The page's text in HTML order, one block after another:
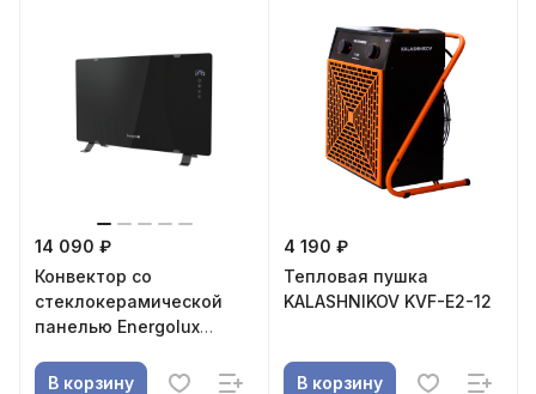
14 090 ₽
Конвектор со
стеклокерамической
панелью Energolux
BGВ корзину
4 190 ₽
Тепловая пушка
KALASHNIKOV KVF-E2-12
В корзину